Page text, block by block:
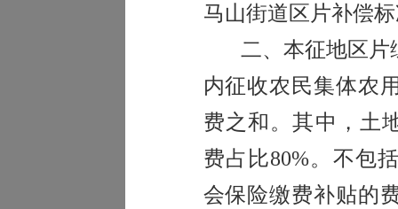
马山街道区片补偿
二、本征地区片
内征收农民集体农
费之和。其中，土
费占比80%。 不包
会保险缴费补贴的